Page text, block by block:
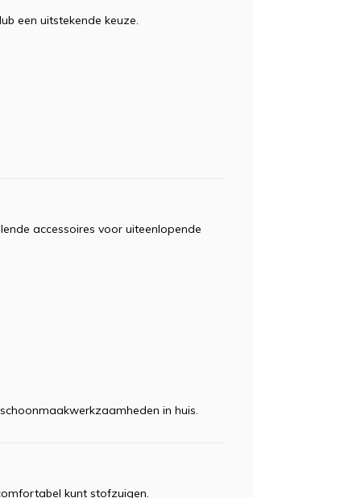
een uitstekende keuze.
accessoires voor uiteenlopende
in huis.
kunt stofzuigen.